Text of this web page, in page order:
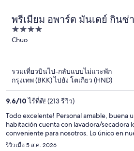
พรีเมียม อพาร์ต มันเดย์ กินซ่
ต์
4
out
Chuo
รวมเที่ยวบินไป-กลับแบบไม่แวะพัก
กรุงเทพ (BKK) ไปยัง โตเกียว (HND)
9.6/10ไร้ที่ติ! (213 รีวิว)
Todo excelente! Personal amable, buena
habitación cuenta con lavadora/secadora
conveniente para nosotros. Lo único en nuestro caso, es que la
habitación no corresponde tal cual a las
รีวิวเมื่อ 5 ส.ค. 2026